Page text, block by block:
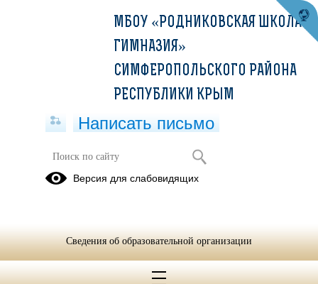
договор на оказание услуг
Дата создания: 13.10.2023
МБОУ «РОДНИКОВСКАЯ ШКОЛА-
ГИМНАЗИЯ»
СИМФЕРОПОЛЬСКОГО РАЙОНА
РЕСПУБЛИКИ КРЫМ
Написать письмо
Версия для слабовидящих
Сведения об образовательной организации